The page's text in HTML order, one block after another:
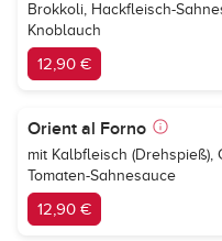
Brokkoli, Hackfleisch-
Knoblauch
12,90 €
Orient al Forno
mit Kalbfleisch (Drehspieß),
Tomaten-Sahnesauce
12,90 €